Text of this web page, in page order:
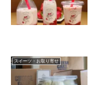
スイーツ・お取り寄せ